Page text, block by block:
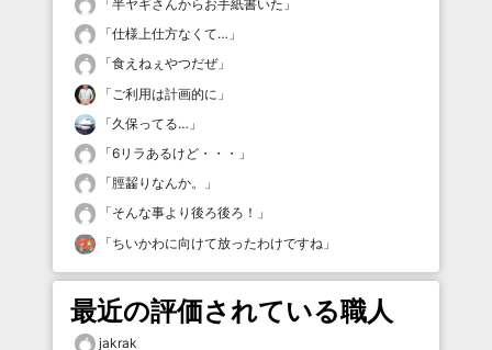
「半ヤギさんからお手紙書いた 」
「仕様上仕方なくて… 」
「食えねぇやつだぜ」
「 ご利用は計画的に 」
「久保ってる… 」
「6リラあるけど・・・ 」
「脛齧りなんか。
」
「そんな事より後ろ後ろ！ 」
「ちいかわに向けて放ったわけですね 」
最近の評価されている職人
jakrak